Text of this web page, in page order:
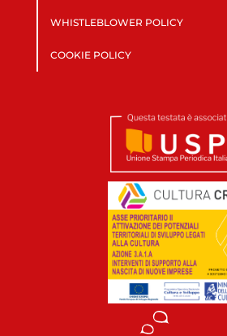
WHISTLEBLOWER POLICY
COOKIE POLICY